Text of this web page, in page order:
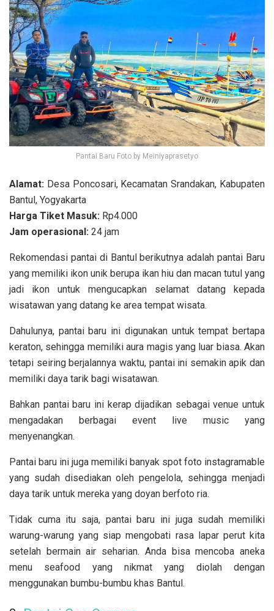
Pantai Baru Foto by Meiniyaprasetyo
Alamat: Desa Poncosari, Kecamatan Srandakan, Kabupaten
Bantul, Yogyakarta
Harga Tiket Masuk: Rp4.000
Jam operasional: 24 jam
Rekomendasi pantai di Bantul berikutnya adalah pantai Baru
yang memiliki ikon unik berupa ikan hiu dan macan tutul yang
jadi ikon untuk mengucapkan selamat datang kepada
wisatawan yang datang ke area tempat wisata.
Dahulunya, pantai baru ini digunakan untuk tempat bertapa
keraton, sehingga memiliki aura magis yang luar biasa. Akan
tetapi seiring berjalannya waktu, pantai ini semakin apik dan
memiliki daya tarik bagi wisatawan.
Bahkan pantai baru ini kerap dijadikan sebagai venue untuk
mengadakan berbagai event live music yang
menyenangkan.
Pantai baru ini juga memiliki banyak spot foto instagramable
yang sudah disediakan oleh pengelola, sehingga menjadi
daya tarik untuk mereka yang doyan berfoto ria.
Tidak cuma itu saja, pantai baru ini juga sudah memiliki
warung-warung yang siap mengobati rasa lapar perut kita
setelah bermain air seharian. Anda bisa mencoba aneka
menu seafood yang nikmat yang diolah dengan
menggunakan bumbu-bumbu khas Bantul.